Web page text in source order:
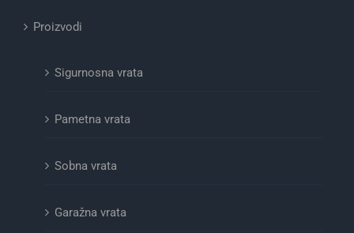
Proizvodi
Sigurnosna vrata
Pametna vrata
Sobna vrata
Garažna vrata